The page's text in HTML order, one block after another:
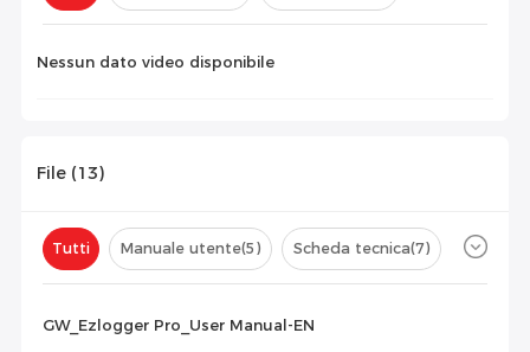
Nessun dato video disponibile
File (13)
Tutti Manuale utente(5) Scheda tecnica(7)
GW_Ezlogger Pro_User Manual-EN